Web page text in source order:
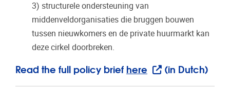
3) structurele ondersteuning van
middenveldorganisaties die bruggen bouwen
tussen nieuwkomers en de private huurmarkt kan
deze cirkel doorbreken.
Read the full policy brief here (in Dutch)